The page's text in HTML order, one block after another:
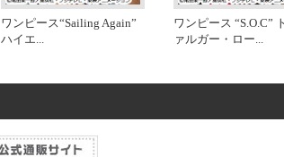
ワンピース“Sailing Again”
ハイエ...
ワンピース “S.O.C”
ァルガー・ロー...